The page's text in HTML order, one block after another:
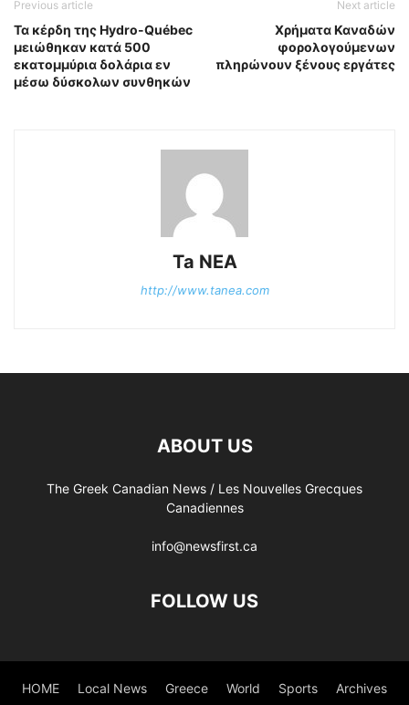
Previous article
Τα κέρδη της Hydro-Québec
μειώθηκαν κατά 500
εκατομμύρια δολάρια εν
μέσω δύσκολων συνθηκών
Next article
Χρήματα Καναδών
φορολογούμενων
πληρώνουν ξένους εργάτες
Ta NEA
http://www.tanea.com
ABOUT US
The Greek Canadian News / Les Nouvelles Grecques
Canadiennes
info@newsfirst.ca
FOLLOW US
HOME Local News Greece World Sports Archives